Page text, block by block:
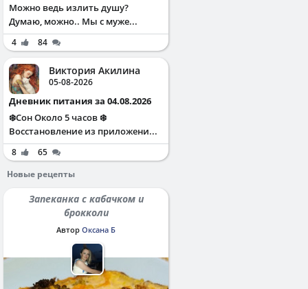
Можно ведь излить душу?
Думаю, можно.. Мы с муже...
4 84
Виктория Акилина
05-08-2026
Дневник питания за 04.08.2026
❄️Сон Около 5 часов ❄️
Восстановление из приложени...
8
65
Новые рецепты
Запеканка с кабачком и
брокколи
Автор Оксана Б